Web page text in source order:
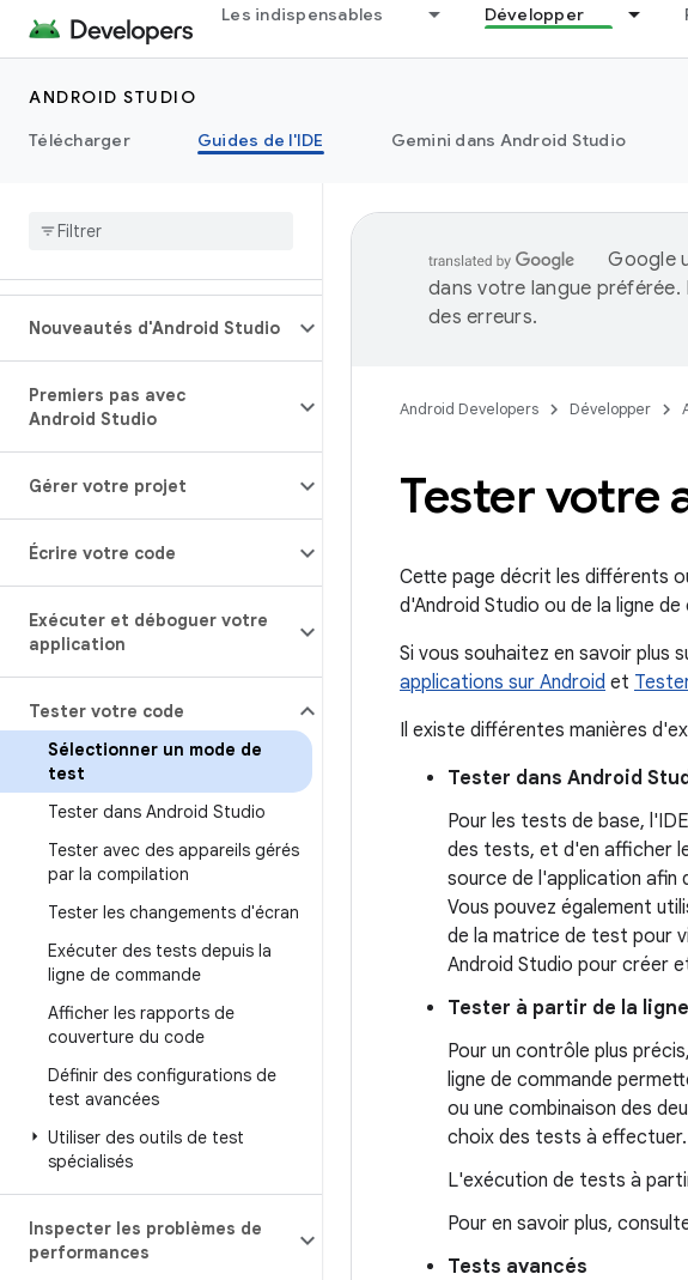
Les indispensables Développer
ANDROID STUDIO
Télécharger
Guides de l'IDE Gemini dans Android Studio
Nouveautés d'Android Studio
Premiers pas avec
Android Studio
Gérer votre projet
Écrire votre code
Exécuter et déboguer votre
application
Tester votre code
Sélectionner un mode de
test
Tester dans Android Studio
Tester avec des appareils gérés
par la compilation
Tester les changements d'écran
Exécuter des tests depuis la
ligne de commande
Afficher les rapports de
couverture du code
Définir des configurations de
test avancées
Utiliser des outils de test
spécialisés
Inspecter les problèmes de
performances
Google
dans votre langue
des erreurs.
Android Developers Développer
Tester votre
Cette page décrit les différents
d'Android Studio ou de la ligne de
Si vous souhaitez en savoir plus
applications sur Android et
Il existe différentes manières
Tester dans Android
Pour les tests de base,
des tests, et d'en afficher
source de l'application afin
Vous pouvez également
de la matrice de test pour
Android Studio pour créer
Tester à partir de la
Pour un contrôle plus
ligne de commande
ou une combinaison des
choix des tests à effectuer.
L'exécution de tests à
Pour en savoir plus,
Tests avancés